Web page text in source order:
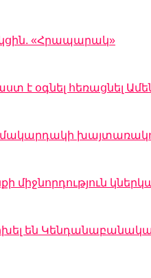
«Հրապարակ»
է օգնել հեռացնել
միջնորդություն
են